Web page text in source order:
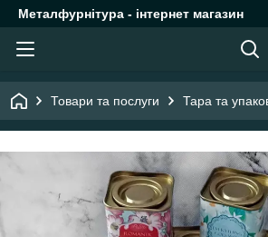
Металфурнітура - інтернет магазин
Товари та послуги Тара та